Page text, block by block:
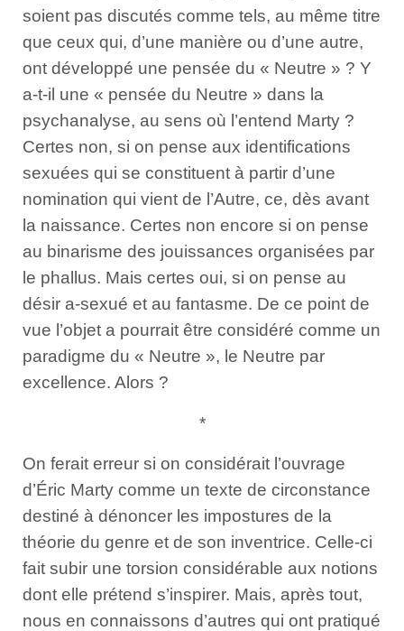
soient pas discutés comme tels, au même titre
que ceux qui, d’une manière ou d’une autre,
ont développé une pensée du « Neutre » ? Y
a-t-il une « pensée du Neutre » dans la
psychanalyse, au sens où l’entend Marty ?
Certes non, si on pense aux identifications
sexuées qui se constituent à partir d’une
nomination qui vient de l’Autre, ce, dès avant
la naissance. Certes non encore si on pense
au binarisme des jouissances organisées par
le phallus. Mais certes oui, si on pense au
désir a-sexué et au fantasme. De ce point de
vue l’objet a pourrait être considéré comme un
paradigme du « Neutre », le Neutre par
excellence. Alors ?
*
On ferait erreur si on considérait l’ouvrage
d’Éric Marty comme un texte de circonstance
destiné à dénoncer les impostures de la
théorie du genre et de son inventrice. Celle-ci
fait subir une torsion considérable aux notions
dont elle prétend s’inspirer. Mais, après tout,
nous en connaissons d’autres qui ont pratiqué